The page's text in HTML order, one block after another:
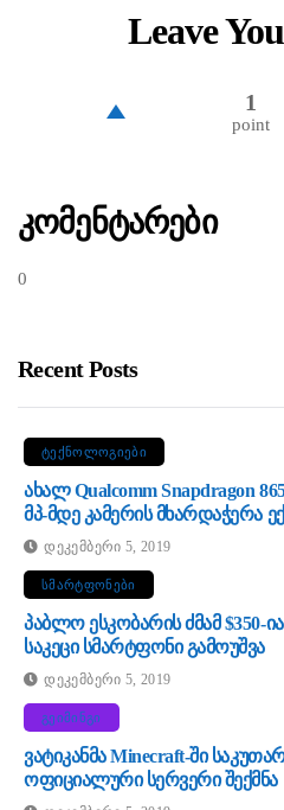
Leave
1
point
Კომენტარები
0
Recent Posts
ᲢᲔᲥᲜᲝᲚᲝᲒᲘᲔᲑᲘ
Ახალ Qualcomm Snapdragon
Მპ-Მდე Კამერის Მხარდაჭერა
Დეკემბერი 5, 2019
ᲡᲛᲐᲠᲢᲤᲝᲜᲔᲑᲘ
Პაბლო Ესკობარის Ძმამ $350-
Საკეცი Სმარტფონი Გამოუშვა
Დეკემბერი 5, 2019
ᲒᲔᲘᲛᲘᲜᲒᲘ
Ვატიკანმა Minecraft-Ში
Ოფიციალური Სერვერი Შექმნა